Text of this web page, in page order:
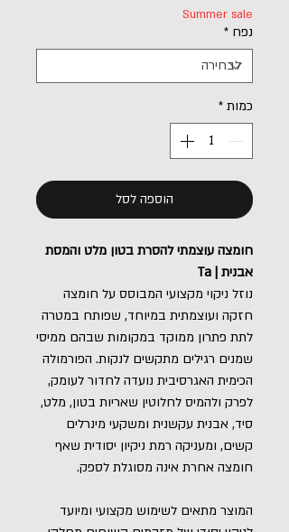
Summer sale
נפח *
כמות *
הוספה לסל
חומצה עוצמתי להסרת בטון מלט והמסת
אבנית | Ta
נוזל ניקוי מקצועי המבוסס על חומצה
חזקה ועוצמתית במיוחד, שפותח במטרה
לתת פתרון ממוקד במקומות שבהם ממיסי
שמנים רגילים מתקשים לנקות. הפורמולה
הכימית האגרסיבית נועדה לחדור לעומק,
לפרק ולהמיס לחלוטין שאריות בטון, מלט,
סיד, אבנית עקשנית ומשקעי מינרלים
קשים, ומעניקה רמת ניקיון יסודית שאף
חומצה אחרת אינה מסוגלת לספק.
המוצר מתאים לשימוש מקצועי ומיועד